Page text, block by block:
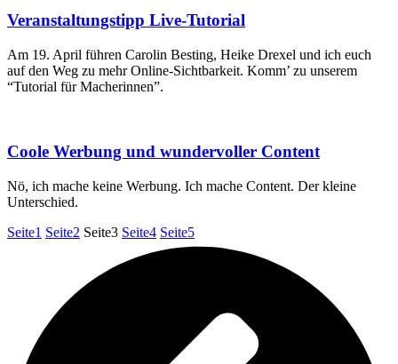
Veranstaltungstipp Live-Tutorial
Am 19. April füh­ren Caro­lin Best­ing, Hei­ke Dre­xel und ich euch
auf den Weg zu mehr Online-Sicht­bar­keit. Komm’ zu unse­rem
“Tuto­ri­al für Mache­rin­nen”.
Coole Werbung und wundervoller Content
Nö, ich mache kei­ne Wer­bung. Ich mache Con­tent. Der klei­ne
Unter­schied.
Seite1 Seite2 Seite3 Seite4 Seite5